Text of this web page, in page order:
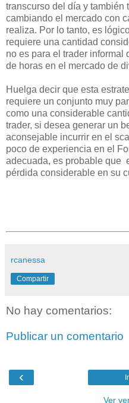
transcurso del día y también
cambiando el mercado con
realiza. Por lo tanto, es
requiere una cantidad
no es para el trader informal
de horas en el mercado de
Huelga decir que esta
requiere un conjunto muy
como una considerable
trader, si desea generar un
aconsejable incurrir en el
poco de experiencia en el
adecuada, es probable que
pérdida considerable en su
rcanessa
Compartir
No hay comentarios:
Publicar un comentario
‹
Ver